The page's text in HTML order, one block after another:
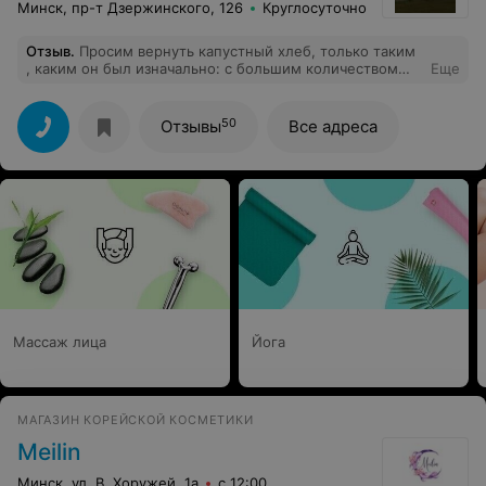
Минск, пр-т Дзержинского, 126 Круглосуточно
Отзыв. Просим вернуть капустный хлеб, только таким
, каким он был изначально: с большим количеством
покупали у вас сырное печенье т е печенье Слодыча
"К полднику" очевидно ушло в Россию. Но ваше
сырное постепенно стало без сыра, дубовым, мучным
, не рассыпчатым.
Еще
Отзывы50 Все адреса
Массаж лица Йога
МАГАЗИН КОРЕЙСКОЙ КОСМЕТИКИ
Meilin